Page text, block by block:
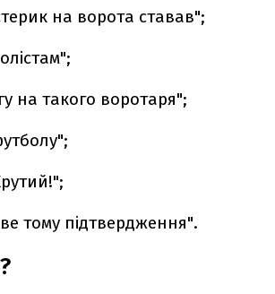
на ворота ставав";
на такого воротаря";
тому підтвердження".